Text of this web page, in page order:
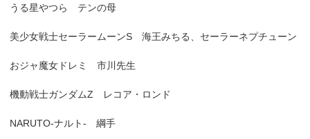
うる星やつら テンの母
美少女戦士セーラームーンS 海王みちる、セーラーネプチューン
おジャ魔女ドレミ 市川先生
機動戦士ガンダムZ レコア・ロンド
NARUTO-ナルト- 綱手